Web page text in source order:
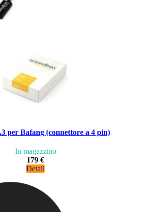
per Bafang (connettore a 4 pin)
In magazzino
179 €
Detail